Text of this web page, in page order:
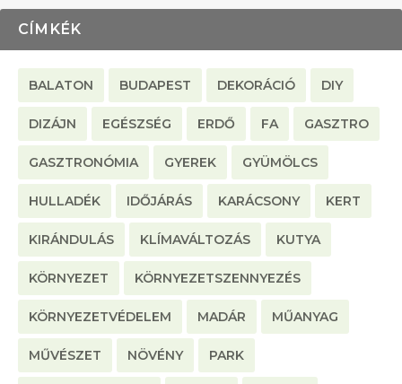
CÍMKÉK
BALATON BUDAPEST DEKORÁCIÓ DIY
DIZÁJN EGÉSZSÉG ERDŐ FA GASZTRO
GASZTRONÓMIA GYEREK GYÜMÖLCS
HULLADÉK IDŐJÁRÁS KARÁCSONY KERT
KIRÁNDULÁS KLÍMAVÁLTOZÁS KUTYA
KÖRNYEZET KÖRNYEZETSZENNYEZÉS
KÖRNYEZETVÉDELEM MADÁR MŰANYAG
MŰVÉSZET NÖVÉNY PARK